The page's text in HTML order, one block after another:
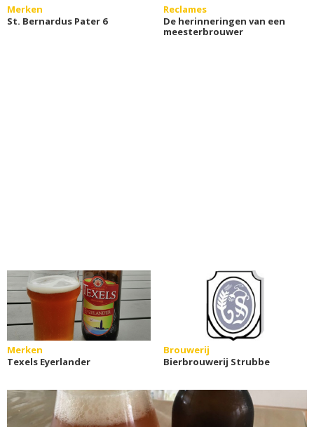
Merken
St. Bernardus Pater 6
Reclames
De herinneringen van een
meesterbrouwer
Merken
Texels Eyerlander
Brouwerij
Bierbrouwerij Strubbe